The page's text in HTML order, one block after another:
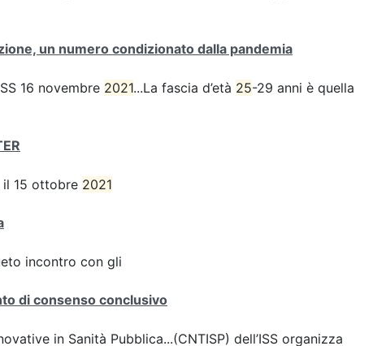
un numero condizionato dalla pandemia
16 novembre 2021...La fascia d’età 25-29 anni è quella
il 15 ottobre 2021
incontro con gli
di consenso conclusivo
in Sanità Pubblica...(CNTISP) dell’ISS organizza